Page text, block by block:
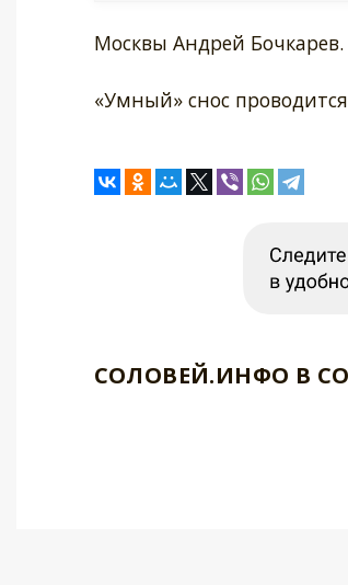
Москвы Андрей Бочкарев.
«Умный» снос
СОЛОВЕЙ.ИНФО В